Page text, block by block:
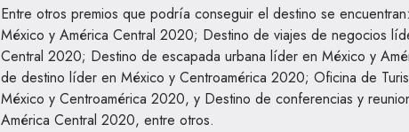
Entre otros premios que podría conseguir el destino se
México y América Central 2020; Destino de viajes de negocios
Central 2020; Destino de escapada urbana líder en México y
de destino líder en México y Centroamérica 2020; Oficina de
México y Centroamérica 2020, y Destino de conferencias y
América Central 2020, entre otros.